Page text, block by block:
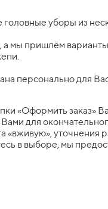
уборы из
а мы пришлём
персонально для
«Оформить заказ»
Вами для
«вживую», уточнения
в выборе, мы